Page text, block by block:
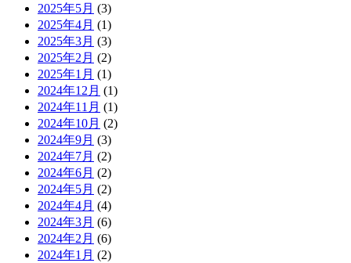
2025年5月 (3)
2025年4月 (1)
2025年3月 (3)
2025年2月 (2)
2025年1月 (1)
2024年12月 (1)
2024年11月 (1)
2024年10月 (2)
2024年9月 (3)
2024年7月 (2)
2024年6月 (2)
2024年5月 (2)
2024年4月 (4)
2024年3月 (6)
2024年2月 (6)
2024年1月 (2)